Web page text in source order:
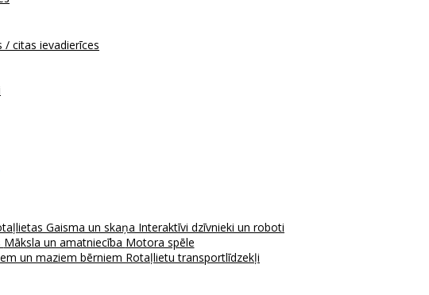
/ citas ievadierīces
Gaisma un skaņa Interaktīvi dzīvnieki un roboti
Māksla un amatniecība Motora spēle
un maziem bērniem Rotaļlietu transportlīdzekļi